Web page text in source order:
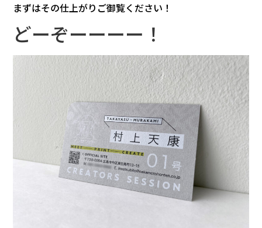
まずはその仕上がりご御覧ください！
どーぞーーーー！